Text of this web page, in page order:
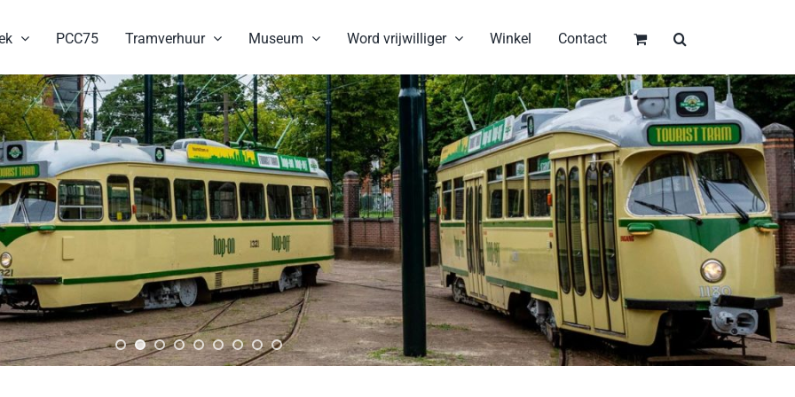
PCC75 Tramverhuur Museum Word vrijwilliger Winkel Contact